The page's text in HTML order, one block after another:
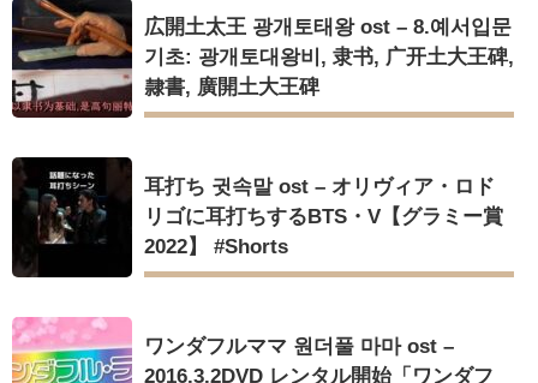
広開土太王 광개토태왕 ost – 8.예서입문
기초: 광개토대왕비, 隶书, 广开土大王碑,
隸書, 廣開土大王碑
耳打ち 귓속말 ost – オリヴィア・ロド
リゴに耳打ちするBTS・V【グラミー賞
2022】 #Shorts
ワンダフルママ 원더풀 마마 ost –
2016.3.2DVD レンタル開始「ワンダフ